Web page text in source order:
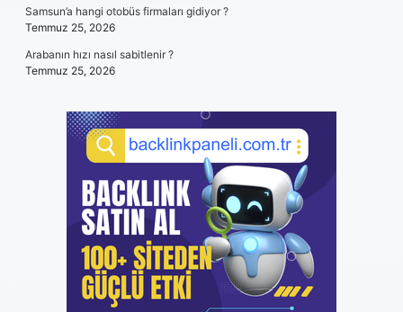
Samsun’a hangi otobüs firmaları gidiyor ?
Temmuz 25, 2026
Arabanın hızı nasıl sabitlenir ?
Temmuz 25, 2026